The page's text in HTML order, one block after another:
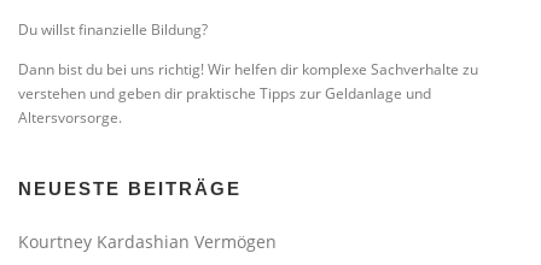
Du willst finanzielle Bildung?
Dann bist du bei uns richtig! Wir helfen dir komplexe Sachverhalte zu
verstehen und geben dir praktische Tipps zur Geldanlage und
Altersvorsorge.
NEUESTE BEITRÄGE
Kourtney Kardashian Vermögen